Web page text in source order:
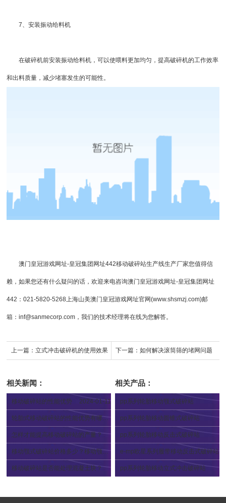
7、安装振动给料机
在破碎机前安装振动给料机 ，可以使喂料更加均匀，提高破碎机的工作效率
和出料质量，减少堵塞发生的可能性。
澳门皇冠游戏网址-皇冠集团网址442移动破碎站生产线生产厂家您值得信
赖，如果您还有什么疑问的话，欢迎来电咨询澳门皇冠游戏网址-皇冠集团网址
442 ：021-5820-5268上海山美澳门皇冠游戏网址官网(www.shsmzj.com)邮
箱：inf@sanmecorp.com ，我们的技术经理将在线为您解答。
上一篇： 立式冲击破碎机的使用效果 下一篇：如何解决滚筒筛的堵网问题
相关新闻：
移动破碎站的性能优势 2024-01-11
轮胎式移动破碎站的性能优势有哪些？
2023-12-22
怎样才能提高移动破碎站的产量？
2023-12-21
移动颚式破碎站价格多少？移动颚式破碎站质量怎么样？
2023-12-19
移动破碎站是否能处理混凝土块？
相关产品：
pp系列轮胎移动颚式破碎站
2024-04-12
pp系列轮胎移动圆锥式破碎站
2024-04-12
pp系列轮胎移动反击式破碎站
2024-04-12
e-mp欧星系列履带移动反击式破碎站
2024-04-12
pp系列轮胎移动立式冲击破碎站